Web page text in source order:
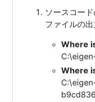
ソースコー
ファイルの出
Where
Where